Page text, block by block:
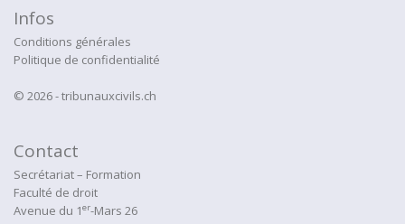
Infos
Conditions générales
Politique de confidentialité
© 2026 - tribunauxcivils.ch
Contact
Secrétariat – Formation
Faculté de droit
Avenue du 1er-Mars 26